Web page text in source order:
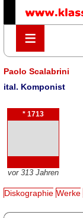
≡
≡
Paolo Scalabrini
ital. Komponist
* 1713
vor 313 Jahren
Diskographie Werke